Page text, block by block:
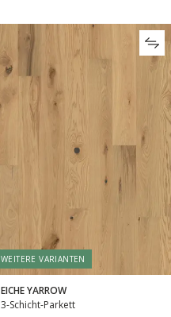
WEITERE VARIANTEN
EICHE YARROW
3-Schicht-Parkett